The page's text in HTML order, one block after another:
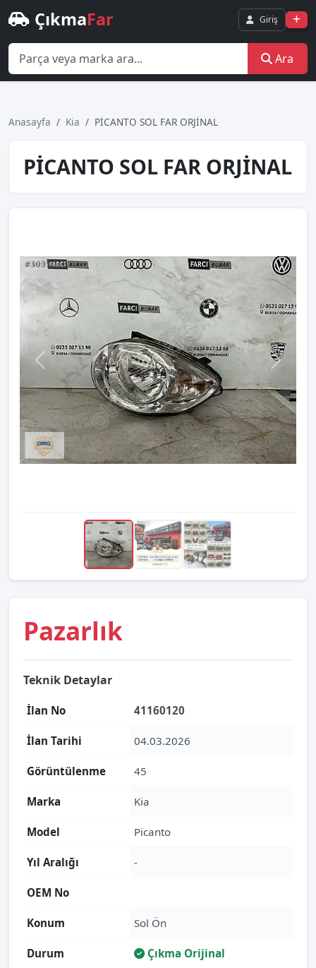
ÇıkmaFar Giriş
Ara
Anasayfa Kia PİCANTO SOL FAR ORJİNAL
PİCANTO SOL FAR ORJİNAL
Pazarlık
Teknik Detaylar
İlan No 41160120
İlan Tarihi 04.03.2026
Görüntülenme 45
Marka Kia
Model Picanto
Yıl Aralığı -
OEM No
Konum Sol Ön
Durum Çıkma Orijinal